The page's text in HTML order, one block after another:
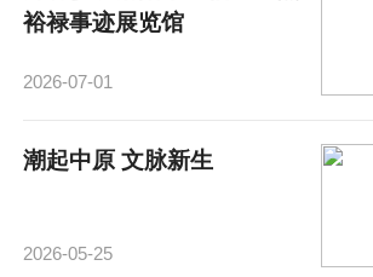
裕禄事迹展览馆
2026-07-01
潮起中原 文脉新生
2026-05-25